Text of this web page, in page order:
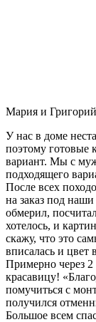
Мария и
У нас в доме
поэтому готовые
вариант. Мы с
подходящего
После всех
на заказ под
обмерил,
хотелось, и
скажу, что это
вписалась и цвет
Примерно через
красавицу!
помучиться с
получился
Большое всем